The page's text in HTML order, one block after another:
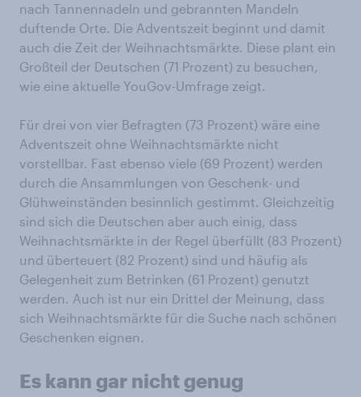
nach Tannennadeln und gebrannten Mandeln
duftende Orte. Die Adventszeit beginnt und damit
auch die Zeit der Weihnachtsmärkte. Diese plant ein
Großteil der Deutschen (71 Prozent) zu besuchen,
wie eine aktuelle YouGov-Umfrage zeigt.
Für drei von vier Befragten (73 Prozent) wäre eine
Adventszeit ohne Weihnachtsmärkte nicht
vorstellbar. Fast ebenso viele (69 Prozent) werden
durch die Ansammlungen von Geschenk- und
Glühweinständen besinnlich gestimmt. Gleichzeitig
sind sich die Deutschen aber auch einig, dass
Weihnachtsmärkte in der Regel überfüllt (83 Prozent)
und überteuert (82 Prozent) sind und häufig als
Gelegenheit zum Betrinken (61 Prozent) genutzt
werden. Auch ist nur ein Drittel der Meinung, dass
sich Weihnachtsmärkte für die Suche nach schönen
Geschenken eignen.
Es kann gar nicht genug